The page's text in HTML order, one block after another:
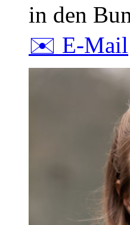
in den
✉️ E-Mail